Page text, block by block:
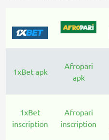
1xBet apk
Afropari
apk
1xBet
inscription
Afropari
inscription